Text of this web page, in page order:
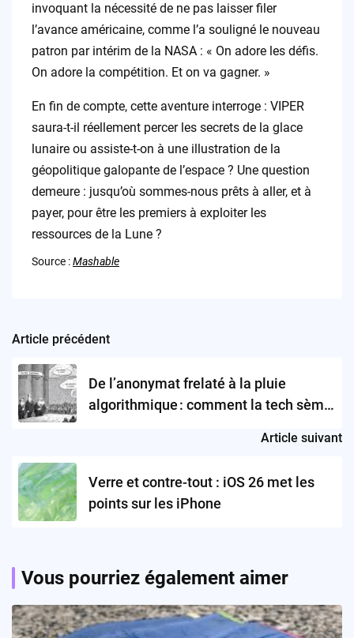
invoquant la nécessité de ne pas laisser filer
l’avance américaine, comme l’a souligné le nouveau
patron par intérim de la NASA : « On adore les défis.
On adore la compétition. Et on va gagner. »
En fin de compte, cette aventure interroge : VIPER
saura-t-il réellement percer les secrets de la glace
lunaire ou assiste-t-on à une illustration de la
géopolitique galopante de l’espace ? Une question
demeure : jusqu’où sommes-nous prêts à aller, et à
payer, pour être les premiers à exploiter les
ressources de la Lune ?
Source :Mashable
Post
navigation
Article précédent
De l’anonymat frelaté à la pluie
algorithmique : comment la tech sème
Article suivant
Verre et contre-tout : iOS 26 met les
points sur les iPhone
Vous pourriez également aimer